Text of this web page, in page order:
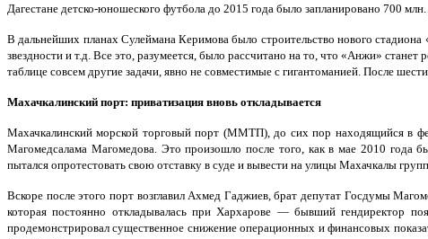
Дагестане детско-юношеского футбола до 2015 года было запланировано 700
В дальнейших планах Сулеймана Керимова было строительство нового
звездности и т.д. Все это, разумеется, было рассчитано на то, что «Анжи»
таблице совсем другие задачи, явно не совместимые с гигантоманией. После
Махачкалинский порт: приватизация вновь откладывается
Махачкалинский морской торговый порт (ММТП), до сих пор находящийся в
Магомедсалама Магомедова. Это произошло после того, как в мае 2010 года
пытался опротестовать свою отставку в суде и вывести на улицы Махачкалы
Вскоре после этого порт возглавил Ахмед Гаджиев, брат депутат Госдумы
которая постоянно откладывалась при Хархарове — бывший гендиректор
продемонстрировал существенное снижение операционных и финансовых